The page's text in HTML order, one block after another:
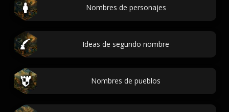
Nombres de personajes
Ideas de segundo nombre
Nombres de pueblos